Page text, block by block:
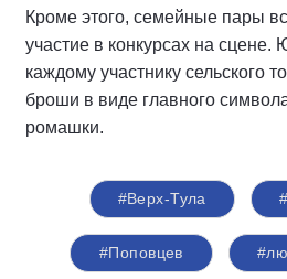
Кроме этого, семейные пары
участие в конкурсах на
каждому участнику сельского
броши в виде главного
ромашки.
#Верх-Тула
#Поповцев